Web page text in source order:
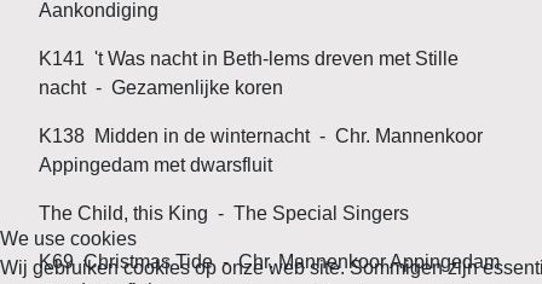
Aankondiging
K141 't Was nacht in Beth-lems dreven met Stille
nacht - Gezamenlijke koren
K138 Midden in de winternacht - Chr. Mannenkoor
Appingedam met dwarsfluit
The Child, this King - The Special Singers
K69 Christmas Tide - Chr. Mannenkoor Appingedam
We use cookies
Wij gebruiken cookies op onze web site. Sommigen zijn